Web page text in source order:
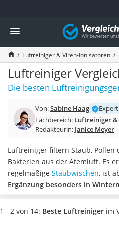
Die beliebtesten Vergleiche nach
Wohnen
Matratzen-Topper
Matratzen
Konferenzlautsprecher
Tageslichtlampe
Badlüfter
Bürohocker
Außenleuchte mit Kamera
Akku-Tischlampe
Konferenzmikrofon
Klappmatratze
Duschkopf mit Kalkfilter
Aktenvernichter Sicherheitsstufe 4
Bettgitter
Vergleich
Luftreiniger & Viren-Ionisatoren
Luftreiniger
Die besten
Von:Sabine Haag
Fachbereich: Luftreiniger
Redakteurin: Janice Meyer
Luftreiniger filtern Staub, Pollen
Bakterien aus der Atemluft. Es
regelmäßige Staubwischen, ist
Ergänzung besonders in
Heizungsluft Staub in den
auch dabei unangenehme
1 - 2 von 14: Beste Luftreiniger im